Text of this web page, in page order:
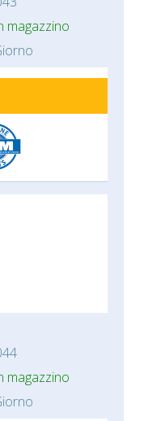
magazzino
magazzino